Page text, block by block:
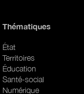
Thématiques
État
Territoires
Éducation
Santé-social
Numérique